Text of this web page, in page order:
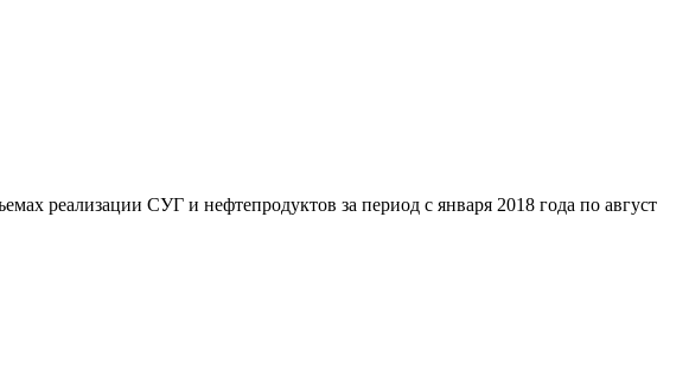
реализации СУГ и нефтепродуктов за период с января 2018 года по август